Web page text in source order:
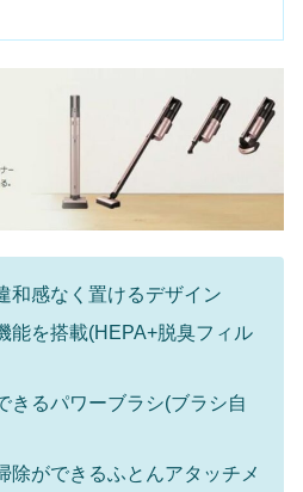
和感なく置けるデザイン
能を搭載(HEPA+脱臭フィル
きるパワーブラシ(ブラシ自
除ができるふとんアタッチメ